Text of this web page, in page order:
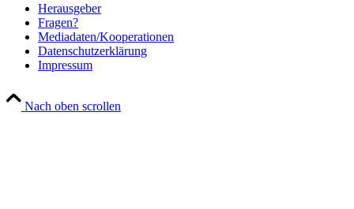
Her­aus­ge­ber
Fra­gen?
Mediadaten/Kooperationen
Daten­schutz­er­klä­rung
Impres­sum
Nach oben scrollen